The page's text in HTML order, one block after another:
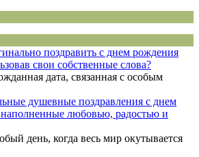
поздравить с днем рождения
свои собственные слова?
дата, связанная с особым
душевные поздравления с днем
любовью, радостью и
день, когда весь мир окутывается